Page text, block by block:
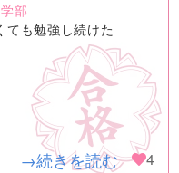
部
ても勉強し続けた
→続きを読む 4